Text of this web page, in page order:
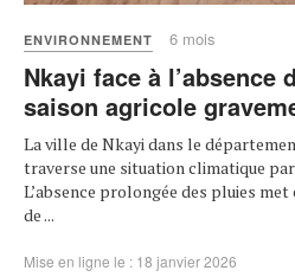
ENVIRONNEMENT 6 mois
Nkayi face à l’absence
saison agricole
La ville de Nkayi dans le
traverse une situation climatique
L’absence prolongée des pluies
de ...
Mise en ligne le : 18 janvier 2026